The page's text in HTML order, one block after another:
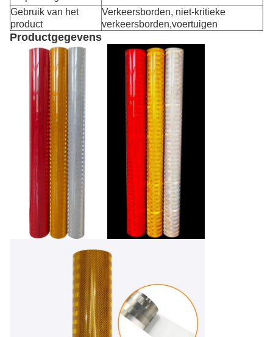
Gebruik van het
product
Verkeersborden, niet-kritieke
verkeersborden,voertuigen
Productgegevens